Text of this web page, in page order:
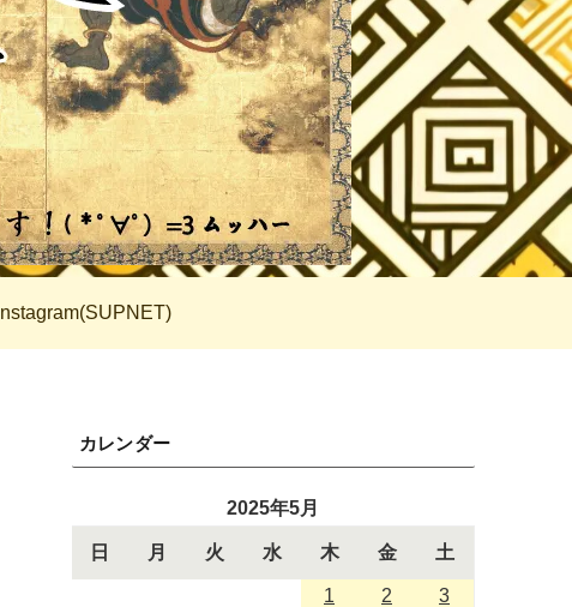
Instagram(SUPNET)
カレンダー
2025年5月
日 月 火 水 木 金 土
1 2
3